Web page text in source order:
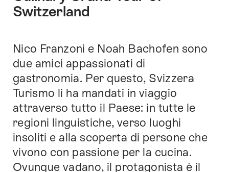
Switzerland
Introduzione
Nico Franzoni e Noah Bachofen sono
due amici appassionati di
gastronomia. Per questo, Svizzera
Turismo li ha mandati in viaggio
attraverso tutto il Paese: in tutte le
regioni linguistiche, verso luoghi
insoliti e alla scoperta di persone che
vivono con passione per la cucina.
Ovunque vadano, il protagonista è il